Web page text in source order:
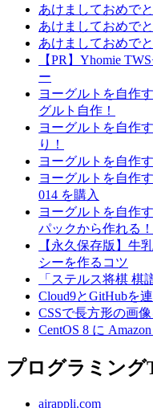
あけましておめで
あけましておめで
あけましておめで
【PR】Yhomie
ー
ヨーグルトを自作
グルト自作！
ヨーグルトを自作
り！
ヨーグルトを自作
ヨーグルトを自作
014 を購入
ヨーグルトを自作
パックから作れる！
【永久保存版】牛
シーを作るコツ
「ステルス将棋 棋
Cloud9とGitHubを
CSSで長方形の画
CentOS 8 に
プログラミング
airappli.com